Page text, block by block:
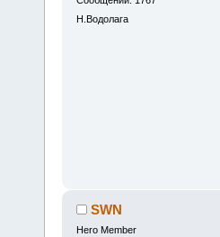
Н.Водолага
SWN
Hero Member